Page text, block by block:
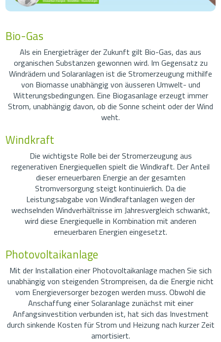
Bio-Gas
Als ein Energieträger der Zukunft gilt Bio-Gas, das aus
organischen Substanzen gewonnen wird. Im Gegensatz zu
Windrädern und Solaranlagen ist die Stromerzeugung mithilfe
von Biomasse unabhängig von äusseren Umwelt- und
Witterungsbedingungen. Eine Biogasanlage erzeugt immer
Strom, unabhängig davon, ob die Sonne scheint oder der Wind
weht.
Windkraft
Die wichtigste Rolle bei der Stromerzeugung aus
regenerativen Energiequellen spielt die Windkraft. Der Anteil
dieser erneuerbaren Energie an der gesamten
Stromversorgung steigt kontinuierlich. Da die
Leistungsabgabe von Windkraftanlagen wegen der
wechselnden Windverhältnisse im Jahresvergleich schwankt,
wird diese Energiequelle in Kombination mit anderen
erneuerbaren Energien eingesetzt.
Photovoltaikanlage
Mit der Installation einer Photovoltaikanlage machen Sie sich
unabhängig von steigenden Strompreisen, da die Energie nicht
vom Energieversorger bezogen werden muss. Obwohl die
Anschaffung einer Solaranlage zunächst mit einer
Anfangsinvestition verbunden ist, hat sich das Investment
durch sinkende Kosten für Strom und Heizung nach kurzer Zeit
amortisiert.